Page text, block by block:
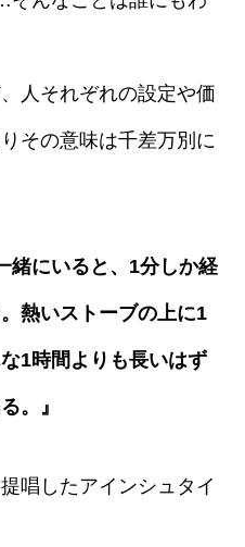
人それぞれの設定や価
その意味は千差万別に
緒にいると、1分しか経
熱いストーブの上に1
1時間よりも長いはず
。』
唱したアインシュタイ